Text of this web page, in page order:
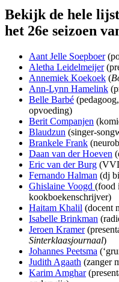
Bekijk de hele
het 26e seizoen
Aant Jelle Soepboer
Aletha Leidelmeijer
Annemiek Koekoek (
Ann-Lynn Hamelink
Belle Barbé
opvoeding)
Berit Companjen
Blaudzun (singer-
Brankele Frank
Daan van der Hoeven
Eric van der Burg
Fernando Halman (dj
Ghislaine Voogd (food
kookboekenschrijver)
Haitam Khalil (docent
Isabelle Brinkman
Jeroen Kramer
Sinterklaasjournaal)
Johannes Peetsma
Judith Agaath (zanger
Karim Amghar